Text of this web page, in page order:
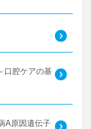
口腔ケアの基
A原因遺伝子